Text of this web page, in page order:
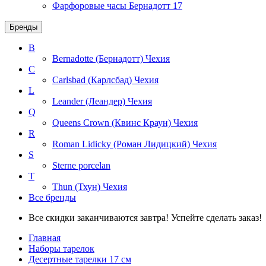
Фарфоровые часы Бернадотт 17
Бренды
B
Bernadotte (Бернадотт) Чехия
C
Carlsbad (Карлсбад) Чехия
L
Leander (Леандер) Чехия
Q
Queens Crown (Квинс Краун) Чехия
R
Roman Lidicky (Роман Лидицкий) Чехия
S
Sterne porcelan
T
Thun (Тхун) Чехия
Все бренды
Все скидки заканчиваются завтра! Успейте сделать заказ!
Главная
Наборы тарелок
Десертные тарелки 17 см